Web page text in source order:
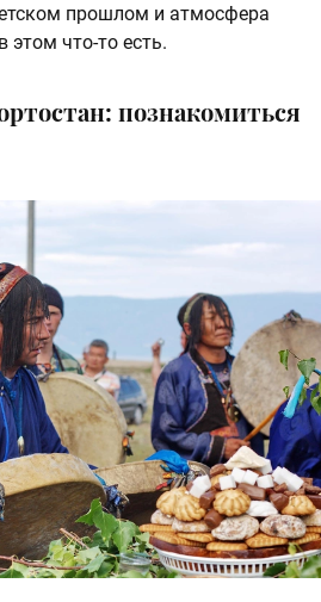
прошлом и атмосфера
этом что-то есть.
познакомиться